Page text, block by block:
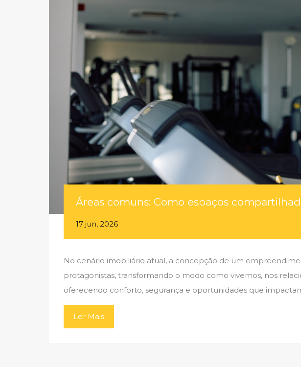
Áreas comuns: Como espaços
17 jun, 2026
No cenário imobiliário atual, a concepção de um
protagonistas, transformando o modo como vivemos, nos
oferecendo conforto, segurança e oportunidades que
Ler Mais